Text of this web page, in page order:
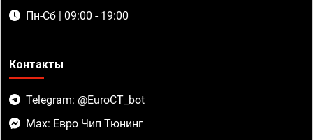
Пн-Сб | 09:00 - 19:00
Контакты
Telegram: @EuroCT_bot
Max: Евро Чип Тюнинг